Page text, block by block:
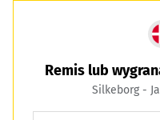
Remis lub
Silkeborg -